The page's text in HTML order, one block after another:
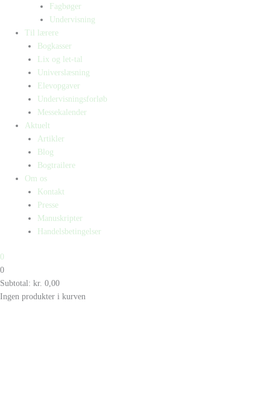
Fagbøger
Undervisning
Til lærere
Bogkasser
Lix og let-tal
Universlæsning
Elevopgaver
Undervisningsforløb
Messekalender
Aktuelt
Artikler
Blog
Bogtrailere
Om os
Kontakt
Presse
Manuskripter
Handelsbetingelser
0
0
Subtotal: kr. 0,00
Ingen produkter i kurven